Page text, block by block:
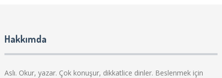
Hakkımda
Aslı. Okur, yazar. Çok konuşur, dikkatlice dinler. Beslenmek için